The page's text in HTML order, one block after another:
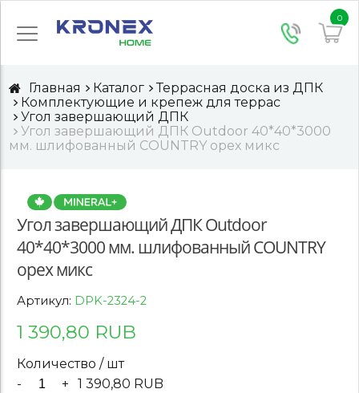
0
Главная Каталог
Террасная доска из ДПК
Комплектующие и крепеж для террас
Угол завершающий ДПК
Угол завершающий ДПК Outdoor 40*40*3000
мм. шлифованный СOUNTRY орех микс
Угол завершающий ДПК Outdoor
40*40*3000 мм. шлифованный СOUNTRY
орех микс
Артикул: DPK-2324-2
1 390,80 RUB
Количество / шт
-
+ 1 390,80 RUB